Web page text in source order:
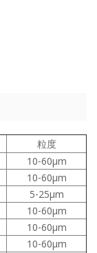
粒度
10-60μm
10-60μm
5-25μm
10-60μm
10-60μm
10-60μm